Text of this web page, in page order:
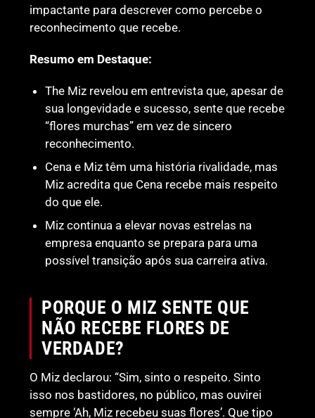
impactante para descrever como percebe o
reconhecimento que recebe.
Resumo em Destaque:
The Miz revelou em entrevista que, apesar de
sua longevidade e sucesso, sente que recebe
“flores murchas” em vez de sincero
reconhecimento.
Cena e Miz têm uma história rivalidade, mas
Miz acredita que Cena recebe mais respeito
do que ele.
Miz continua a elevar novas estrelas na
empresa enquanto se prepara para uma
possível transição após sua carreira ativa.
PORQUE O MIZ SENTE QUE
NÃO RECEBE FLORES DE
VERDADE?
O Miz declarou: “Sim, sinto o respeito. Sinto
isso nos bastidores, no público, mas ouvirei
sempre ‘Ah, Miz recebeu suas flores’. Que tipo